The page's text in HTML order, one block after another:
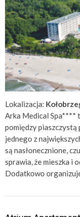
Lokalizacja:
Arka Medical Spa****
pomiędzy piaszczystą
jednego z
są nasłonecznione,
sprawia, że mieszka i
Dodatkowo